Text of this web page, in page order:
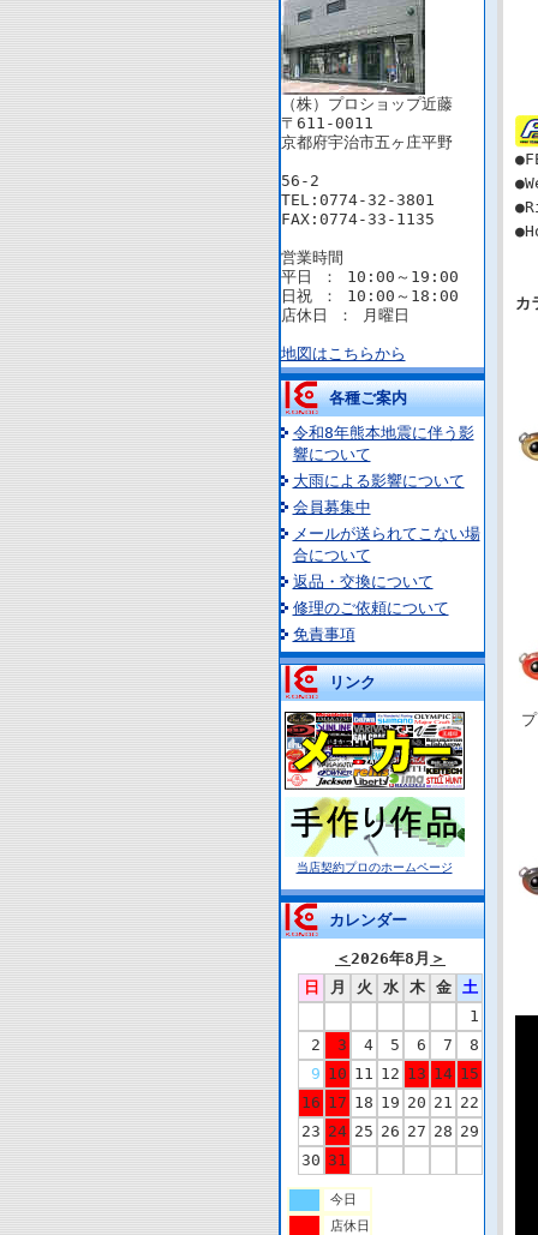
（株）プロショップ近藤
〒611-0011
京都府宇治市五ヶ庄平野
56-2
TEL:0774-32-3801
FAX:0774-33-1135
営業時間
平日 ： 10:00～19:00
日祝 ： 10:00～18:00
店休日 ： 月曜日
地図はこちらから
各種ご案内
令和8年熊本地震に伴う影
響について
大雨による影響について
会員募集中
メールが送られてこない場
合について
返品・交換について
修理のご依頼について
免責事項
リンク
当店契約プロのホームページ
カレンダー
＜2026年8月 ＞
日
月 火 水 木 金
土
1
2
3 4 5 6 7
8
9 10 11 12 13 14 15
16 17 18 19 20 21 22
23 24 25 26 27 28 29
30 31
今日
店休日
カ